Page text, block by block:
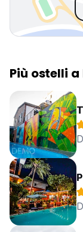
Più ostelli a